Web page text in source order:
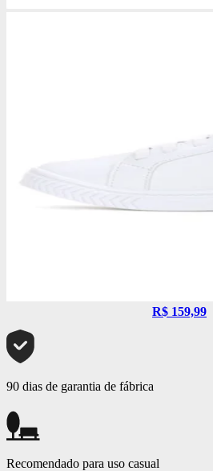
R$ 159,99
90 dias de garantia de fábrica
Recomendado para uso casual